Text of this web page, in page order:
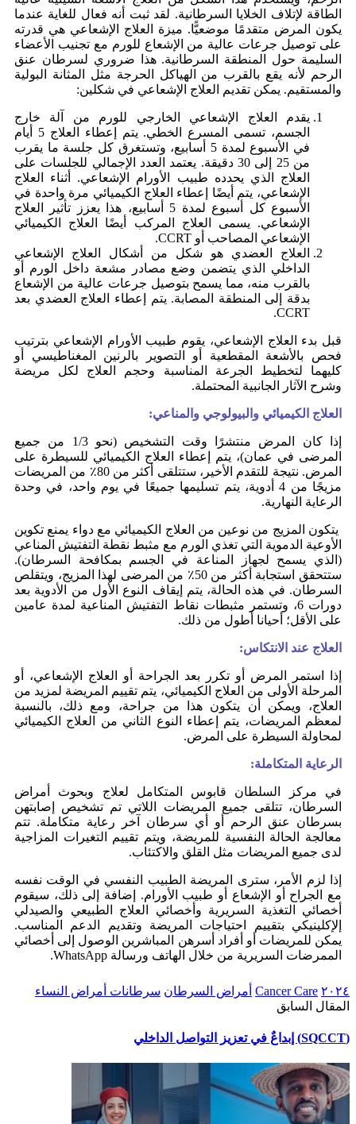
الطاقة لإتلاف الخلايا السرطانية. لقد ثبت أنه فعال للغاية عندما
يكون المرض متقدمًا موضعيًّا. ميزة العلاج الإشعاعي هي قدرته
على توصيل جرعات عالية من الإشعاع للورم مع تجنيب الأعضاء
السليمة حول المنطقة السرطانية. هذا ضروري لسرطان عنق
الرحم لأنه يقع بالقرب من الهياكل الحرجة مثل المثانة البولية
والمستقيم. يمكن تقديم العلاج الإشعاعي في شكلين:
يقدم العلاج الإشعاعي الخارجي للورم من آلة خارج
الجسم، تسمى المسرع الخطي. يتم إعطاء العلاج 5 أيام
في الأسبوع لمدة 5 أسابيع، وتستغرق كل جلسة ما يقرب
من 25 إلى 30 دقيقة. يعتمد العدد الإجمالي للجلسات على
العلاج الذي يحدده طبيب الأورام الإشعاعي. أثناء العلاج
الإشعاعي، يتم أيضًا إعطاء العلاج الكيميائي مرة واحدة في
الأسبوع كل أسبوع لمدة 5 أسابيع، هذا يعزز تأثير العلاج
الإشعاعي. يسمى العلاج المركب أيضًا العلاج الكيميائي
الإشعاعي المصاحب أو CCRT.
العلاج العضدي هو شكل من أشكال العلاج الإشعاعي
الداخلي الذي يتضمن وضع مصادر مشعة داخل الورم أو
بالقرب منه، مما يسمح بتوصيل جرعات عالية من الإشعاع
بدقة إلى المنطقة المصابة. يتم إعطاء العلاج العضدي بعد
CCRT.
قبل بدء العلاج الإشعاعي، يقوم طبيب الأورام الإشعاعي بترتيب
فحص بالأشعة المقطعية أو التصوير بالرنين المغناطيسي أو
كليهما لتخطيط الجرعة المناسبة وحجم العلاج لكل مريضة
وشرح الآثار الجانبية المحتملة.
العلاج الكيميائي والبيولوجي والمناعي:
إذا كان المرض منتشرًا وقت التشخيص (نحو 1/3 من جميع
المرضى في عمان)، يتم إعطاء العلاج الكيميائي للسيطرة على
المرض. نتيجة للتقدم الأخير، ستتلقى أكثر من 80٪ من المريضات
مزيجًا من 4 أدوية، يتم تسليمها جميعًا في يوم واحد، في وحدة
الرعاية النهارية.
يتكون المزيج من نوعين من العلاج الكيميائي مع دواء يمنع تكوين
الأوعية الدموية التي تغذي الورم مع مثبط نقطة التفتيش المناعي
(الذي يسمح لجهاز المناعة في الجسم بمكافحة السرطان).
ستتحقق استجابة أكثر من 50٪ من المرضى لهذا المزيج، ويتقلص
السرطان. في هذه الحالة، يتم إيقاف النوع الأول من الأدوية بعد
دورات 6، وتستمر مثبطات نقاط التفتيش المناعية لمدة عامين
على الأقل؛ أحيانا أطول من ذلك.
العلاج عند الانتكاس:
إذا استمر المرض أو تكرر بعد الجراحة أو العلاج الإشعاعي، أو
المرحلة الأولى من العلاج الكيميائي، يتم تقييم المريضة لمزيد من
العلاج، ويمكن أن يتكون هذا من جراحة، ومع ذلك، بالنسبة
لمعظم المريضات، يتم إعطاء النوع الثاني من العلاج الكيميائي
لمحاولة السيطرة على المرض.
الرعاية المتكاملة:
في مركز السلطان قابوس المتكامل لعلاج وبحوث أمراض
السرطان، تتلقى جميع المريضات اللاتي تم تشخيص إصابتهن
بسرطان عنق الرحم أو أي سرطان آخر رعاية متكاملة. تتم
معالجة الحالة النفسية للمريضة، ويتم تقييم التغيرات المزاجية
لدى جميع المريضات مثل القلق والاكتئاب.
إذا لزم الأمر، سترى المريضة الطبيب النفسي في الوقت نفسه
مع الجراح أو الإشعاع أو طبيب الأورام. إضافة إلى ذلك، سيقوم
أخصائي التغذية السريرية وأخصائي العلاج الطبيعي والصيدلي
إلإكلينيكي بتقييم احتياجات المريضة وتقديم الدعم المناسب.
يمكن للمريضات أو أفراد أسرهن المباشرين الوصول إلى أخصائي
الممرضات السريرية من خلال الهاتف ورسالة WhatsApp.
٢٠٢٤ Cancer Care أمراض السرطان سرطانات أمراض النساء
المقال السابق
(SQCCT) إبداعٌ في تعزيز التواصل الداخلي